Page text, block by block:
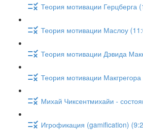
Теория мотивации Герцберга
Теория мотивации Маслоу
Теория мотивации Дэвида
Теория мотивации
Михай Чиксентмихайи -
Игрофикация (gamification)